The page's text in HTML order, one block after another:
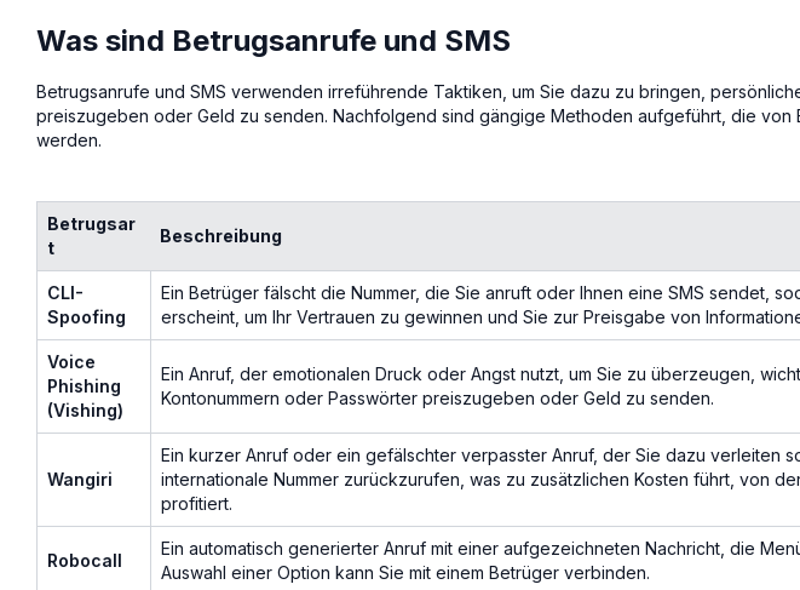
Was sind Betrugsanrufe und SMS
Betrugsanrufe und SMS verwenden irreführende Taktiken, um Sie dazu zu bringen,
preiszugeben oder Geld zu senden. Nachfolgend sind gängige Methoden aufgeführt, die von
werden.
Betrugsar
t
Beschreibung
CLI-
Spoofing
Ein Betrüger fälscht die Nummer, die Sie anruft oder Ihnen eine SMS sendet,
erscheint, um Ihr Vertrauen zu gewinnen und Sie zur Preisgabe von
Voice
Phishing
(Vishing)
Ein Anruf, der emotionalen Druck oder Angst nutzt, um Sie zu überzeugen,
Kontonummern oder Passwörter preiszugeben oder Geld zu senden.
Wangiri
Ein kurzer Anruf oder ein gefälschter verpasster Anruf, der Sie dazu verleiten
internationale Nummer zurückzurufen, was zu zusätzlichen Kosten führt, von
profitiert.
Robocall
Ein automatisch generierter Anruf mit einer aufgezeichneten Nachricht, die
Auswahl einer Option kann Sie mit einem Betrüger verbinden.